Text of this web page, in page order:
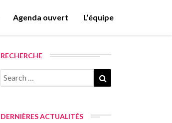
Agenda ouvert L’équipe
RECHERCHE
Search
for:
DERNIÈRES ACTUALITÉS